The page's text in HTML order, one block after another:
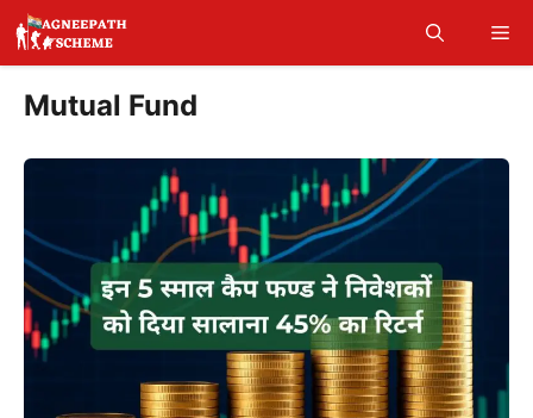
Skip
content
Mutual Fund